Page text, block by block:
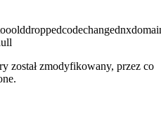
droppedcodechanged
został zmodyfikowany, przez co